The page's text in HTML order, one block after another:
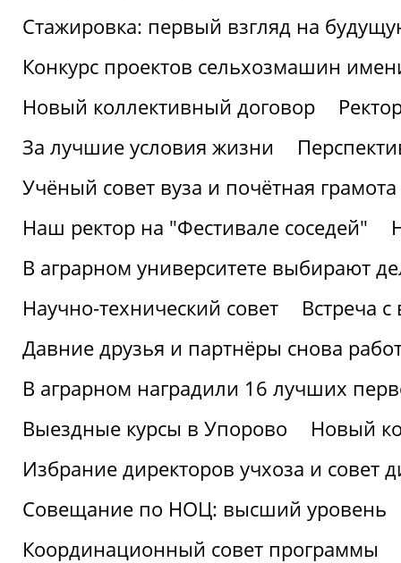
Стажировка: первый взгляд на
Конкурс проектов сельхозмашин
Новый коллективный договор
За лучшие условия жизни
Учёный совет вуза и почётная
Наш ректор на "Фестивале соседей"
В аграрном университете выбирают
Научно-технический совет
Встреча
Давние друзья и партнёры снова
В аграрном наградили 16 лучших
Выездные курсы в Упорово
Новый
Избрание директоров учхоза и совет
Совещание по НОЦ: высший уровень
Координационный совет программы